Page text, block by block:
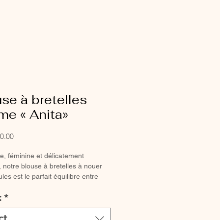
à bretelles
« Anita»
Sale
féminine et délicatement
notre blouse à bretelles à nouer
est le parfait équilibre entre
peau avec légèreté, tandis que
à nouer offrent un détail raffiné
à souhait.
*